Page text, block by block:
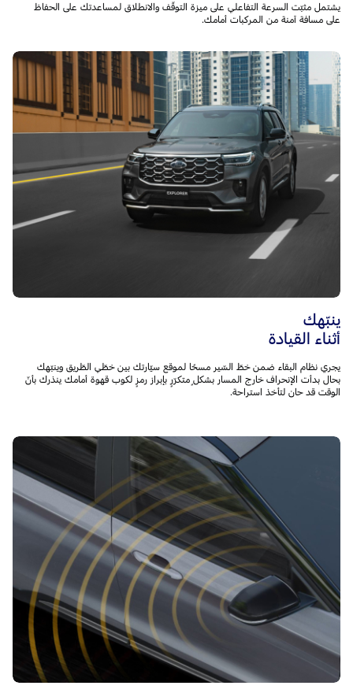
يشتمل مثبّت السرعة التفاعلي على ميزة التوقّف والانطلاق لمساعدتك على الحفاظ
على مسافة آمنة من المركبات أمامك.
ينبّهك
أثناء القيادة
يجري نظام البقاء ضمن خطّ السّير مسحًا لموقع سيّارتك بين خطّي الطّريق وينبّهك
بحال بدأت الإنحراف خارج المسار بشكلٍ متكرّرٍ بإبراز رمزٍ لكوب قهوة أمامك ينذرك بأنّ
الوقت قد حان لتأخذ استراحة.